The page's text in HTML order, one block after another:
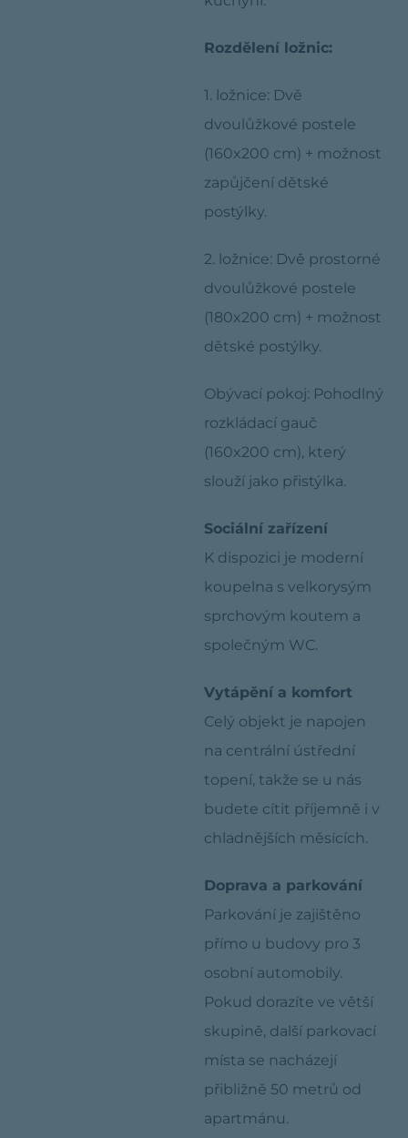
Rozdělení ložnic:
1. ložnice: Dvě
dvoulůžkové postele
(160x200 cm) + možnost
zapůjčení dětské
postýlky.
2. ložnice: Dvě prostorné
dvoulůžkové postele
(180x200 cm) + možnost
dětské postýlky.
Obývací pokoj: Pohodlný
rozkládací gauč
(160x200 cm), který
slouží jako přistýlka.
Sociální zařízení
K dispozici je moderní
koupelna s velkorysým
sprchovým koutem a
společným WC.
Vytápění a komfort
Celý objekt je napojen
na centrální ústřední
topení, takže se u nás
budete cítit příjemně i v
chladnějších měsících.
Doprava a parkování
Parkování je zajištěno
přímo u budovy pro 3
osobní automobily.
Pokud dorazíte ve větší
skupině, další parkovací
místa se nacházejí
přibližně 50 metrů od
apartmánu.